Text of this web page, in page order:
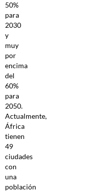
50%
para
2030
y
muy
por
encima
del
60%
para
2050.
Actualmente,
África
tienen
49
ciudades
con
una
población